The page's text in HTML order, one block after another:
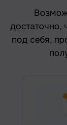
достаточно,
под себя,